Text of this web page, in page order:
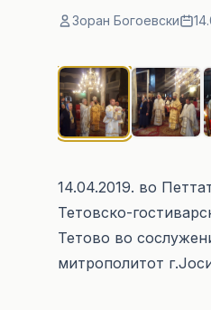
Зоран Богоевски
14.04.2019. во
Тетовско-
Тетово во
митрополитот